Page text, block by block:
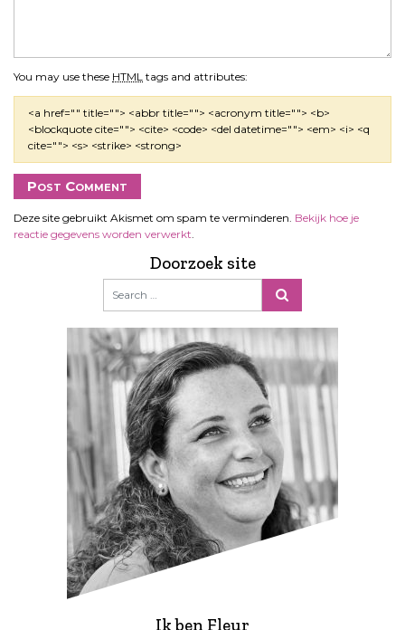
You may use these HTML tags and attributes:
<a href="" title=""> <abbr title=""> <acronym title=""> <b>
<blockquote cite=""> <cite> <code> <del datetime=""> <em> <i> <q
cite=""> <s> <strike> <strong>
Deze site gebruikt Akismet om spam te verminderen. Bekijk hoe je
reactie gegevens worden verwerkt
Doorzoek site
Ik ben Fleur